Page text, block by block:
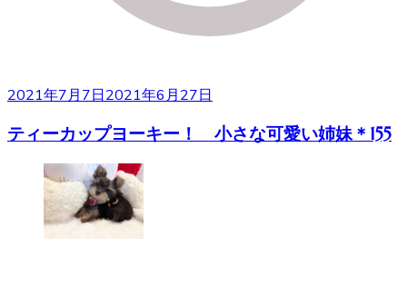
2021年7月7日2021年6月27日
ティーカップヨーキー！ 小さな可愛い姉妹＊155